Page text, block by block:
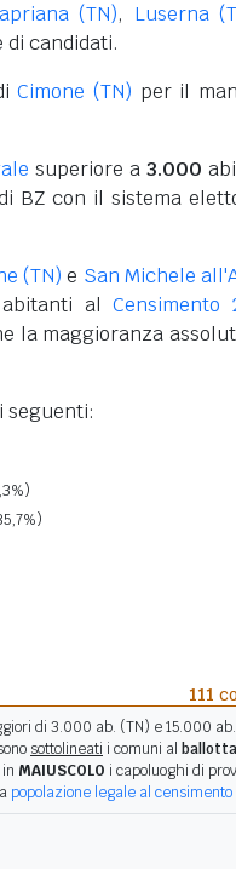
(TN), Luserna
candidati.
Cimone (TN) per il
superiore a3.000
BZ con il sistema
(TN) e San Michele
abitanti alCensimento
la maggioranza
seguenti:
111
di 3.000 ab. (TN) e 15.000
sottolineati i comuni al
MAIUSCOLO i capoluoghi di
popolazione legale al censimento